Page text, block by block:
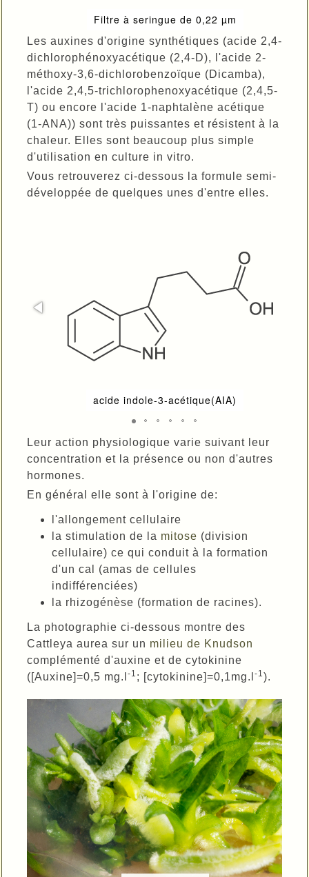
Filtre à seringue de 0,22 µm
Les auxines d'origine synthétiques (acide 2,4-
dichlorophénoxyacétique (2,4-D), l'acide 2-
méthoxy-3,6-dichlorobenzoïque (Dicamba),
l'acide 2,4,5-trichlorophenoxyacétique (2,4,5-
T) ou encore l'acide 1-naphtalène acétique
(1-ANA)) sont très puissantes et résistent à la
chaleur. Elles sont beaucoup plus simple
d'utilisation en culture in vitro.
Vous retrouverez ci-dessous la formule semi-
développée de quelques unes d'entre elles.
acide indole-3-acétique(AIA)
Leur action physiologique varie suivant leur
concentration et la présence ou non d'autres
hormones.
En général elle sont à l'origine de:
l'allongement cellulaire
la stimulation de la mitose (division
cellulaire) ce qui conduit à la formation
d'un cal (amas de cellules
indifférenciées)
la rhizogénèse (formation de racines).
La photographie ci-dessous montre des
Cattleya aurea sur un milieu de Knudson
complémenté d'auxine et de cytokinine
([Auxine]=0,5 mg.l -1 ; [cytokinine]=0,1mg.l -1 ).